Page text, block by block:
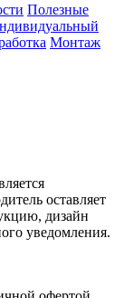
Полезные
Монтаж
оставляет
дизайн
уведомления.